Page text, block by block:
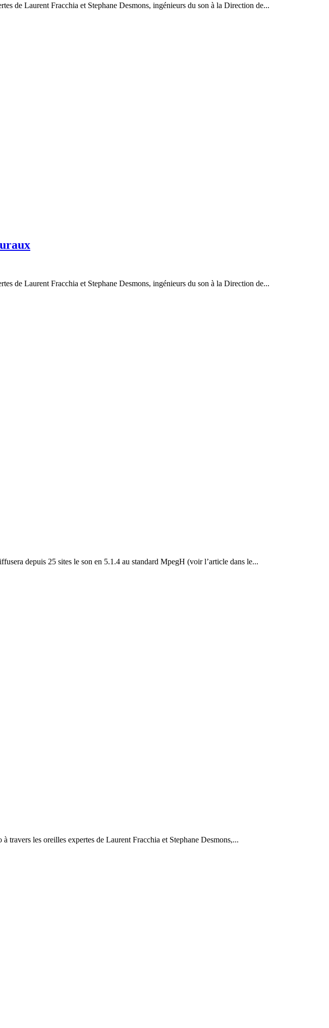
de Laurent Fracchia et Stephane Desmons, ingénieurs du son à la Direction de...
de Laurent Fracchia et Stephane Desmons, ingénieurs du son à la Direction de...
depuis 25 sites le son en 5.1.4 au standard MpegH (voir l’article dans le...
travers les oreilles expertes de Laurent Fracchia et Stephane Desmons,...